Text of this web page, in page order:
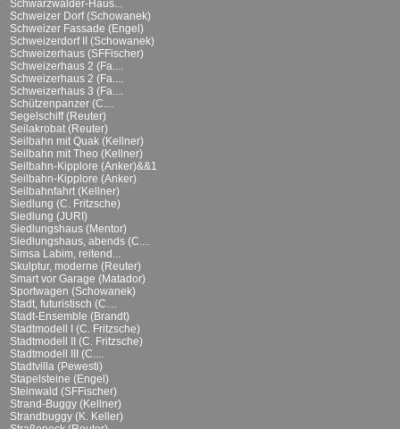
Schwarzwälder-Haus...
Schweizer Dorf (Schowanek)
Schweizer Fassade (Engel)
Schweizerdorf II (Schowanek)
Schweizerhaus (SFFischer)
Schweizerhaus 2 (Fa....
Schweizerhaus 2 (Fa....
Schweizerhaus 3 (Fa....
Schützenpanzer (C....
Segelschiff (Reuter)
Seilakrobat (Reuter)
Seilbahn mit Quak (Kellner)
Seilbahn mit Theo (Kellner)
Seilbahn-Kipplore (Anker)&&1
Seilbahn-Kipplore (Anker)
Seilbahnfahrt (Kellner)
Siedlung (C. Fritzsche)
Siedlung (JURI)
Siedlungshaus (Mentor)
Siedlungshaus, abends (C....
Simsa Labim, reitend...
Skulptur, moderne (Reuter)
Smart vor Garage (Matador)
Sportwagen (Schowanek)
Stadt, futuristisch (C....
Stadt-Ensemble (Brandt)
Stadtmodell I (C. Fritzsche)
Stadtmodell II (C. Fritzsche)
Stadtmodell III (C....
Stadtvilla (Pewesti)
Stapelsteine (Engel)
Steinwald (SFFischer)
Strand-Buggy (Kellner)
Strandbuggy (K. Keller)